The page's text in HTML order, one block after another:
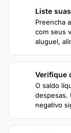
Liste
Preencha
com seus
aluguel,
Verifique
O saldo
despesas.
negativo